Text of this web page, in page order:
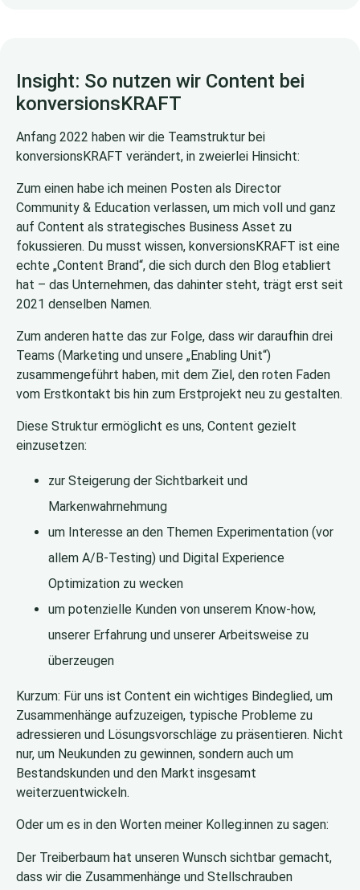
Insight: So nutzen wir Content bei
konversionsKRAFT
Anfang 2022 haben wir die Teamstruktur bei
konversionsKRAFT verändert, in zweierlei Hinsicht:
Zum einen habe ich meinen Posten als Director
Community & Education verlassen, um mich voll und ganz
auf Content als strategisches Business Asset zu
fokussieren. Du musst wissen, konversionsKRAFT ist eine
echte „Content Brand“, die sich durch den Blog etabliert
hat – das Unternehmen, das dahinter steht, trägt erst seit
2021 denselben Namen.
Zum anderen hatte das zur Folge, dass wir daraufhin drei
Teams (Marketing und unsere „Enabling Unit“)
zusammengeführt haben, mit dem Ziel, den roten Faden
vom Erstkontakt bis hin zum Erstprojekt neu zu gestalten.
Diese Struktur ermöglicht es uns, Content gezielt
einzusetzen:
zur Steigerung der Sichtbarkeit und
Markenwahrnehmung
um Interesse an den Themen Experimentation (vor
allem A/B-Testing) und Digital Experience
Optimization zu wecken
um potenzielle Kunden von unserem Know-how,
unserer Erfahrung und unserer Arbeitsweise zu
überzeugen
Kurzum: Für uns ist Content ein wichtiges Bindeglied, um
Zusammenhänge aufzuzeigen, typische Probleme zu
adressieren und Lösungsvorschläge zu präsentieren. Nicht
nur, um Neukunden zu gewinnen, sondern auch um
Bestandskunden und den Markt insgesamt
weiterzuentwickeln.
Oder um es in den Worten meiner Kolleg:innen zu sagen:
Der Treiberbaum hat unseren Wunsch sichtbar gemacht,
dass wir die Zusammenhänge und Stellschrauben